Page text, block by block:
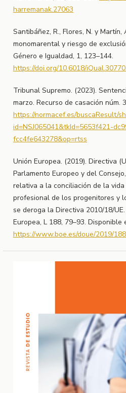
harremanak.27063
Santibáñez, R., Flores, N. y Martín,
monomarental y riesgo de
Género e Igualdad, 1, 123–144.
https://doi.org/10.6018/
Tribunal Supremo. (2023).
marzo. Recurso de casación núm.
https://normacef.es/buscaResult/
id=NSJ065041&tkId=5653f421-
fcc4fe643278&op=rtss
Unión Europea. (2019). Directiva
Parlamento Europeo y del
relativa a la conciliación de la
profesional de los progenitores y
se deroga la Directiva 2010/18/
Europea, L 188, 79–93. Disponible
https://www.boe.es/doue/2019/